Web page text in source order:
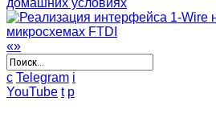
«»
c Telegram i
YouTube t p